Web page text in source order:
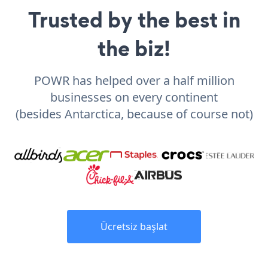
Trusted by the best in
the biz!
POWR has helped over a half million
businesses on every continent
(besides Antarctica, because of course not)
Ücretsiz başlat